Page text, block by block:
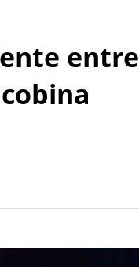
entre